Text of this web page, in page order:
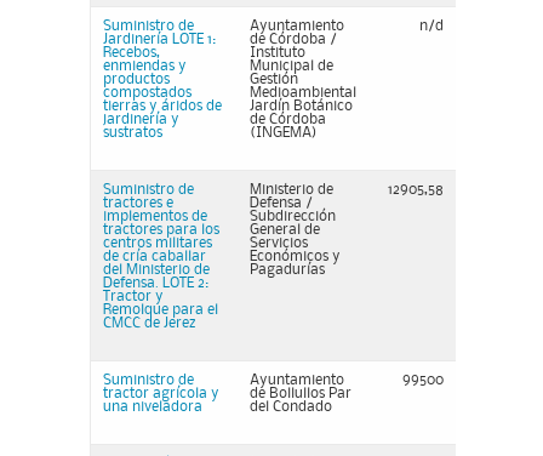
Suministro de
Jardinería LOTE 1:
Recebos,
enmiendas y
productos
compostados
tierras y áridos de
jardinería y
sustratos
Ayuntamiento
de Córdoba /
Instituto
Municipal de
Gestión
Medioambiental
Jardín Botánico
de Córdoba
(INGEMA)
n/d
Suministro de
tractores e
implementos de
tractores para los
centros militares
de cría caballar
del Ministerio de
Defensa. LOTE 2:
Tractor y
Remolque para el
CMCC de Jerez
Ministerio de
Defensa /
Subdirección
General de
Servicios
Económicos y
Pagadurías
12905,58
Suministro de
tractor agrícola y
una niveladora
Ayuntamiento
de Bollullos Par
del Condado
99500